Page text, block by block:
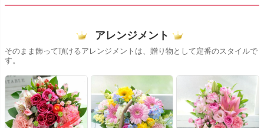
アレンジメント
そのまま飾って頂けるアレンジメントは、贈り物として定番のスタイルで
す。